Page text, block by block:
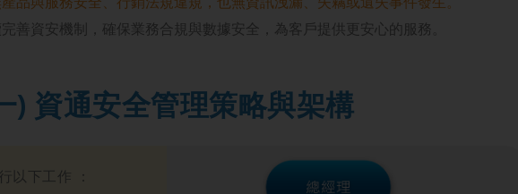
善資安機制，確保業務合規與數據安全，為客戶提供更安心的服務。
) 資通安全管理策略與架構
以下工作 ：